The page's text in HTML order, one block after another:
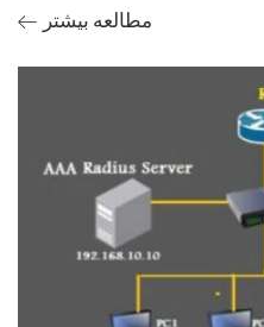
مطالعه بیشتر